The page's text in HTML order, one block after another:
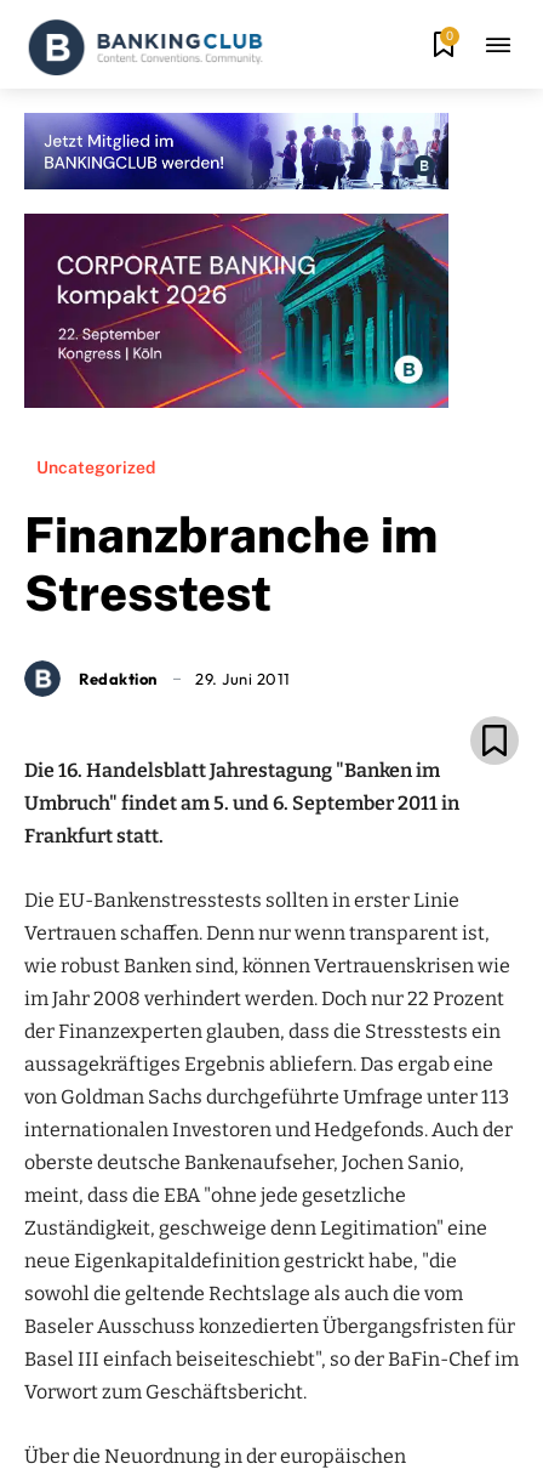
0
Uncategorized
Finanzbranche im
Stresstest
Redaktion 29. Juni 2011
Die 16. Handelsblatt Jahrestagung "Banken im
Umbruch" findet am 5. und 6. September 2011 in
Frankfurt statt.
Die EU-Bankenstresstests sollten in erster Linie
Vertrauen schaffen. Denn nur wenn transparent ist,
wie robust Banken sind, können Vertrauenskrisen wie
im Jahr 2008 verhindert werden. Doch nur 22 Prozent
der Finanzexperten glauben, dass die Stresstests ein
aussagekräftiges Ergebnis abliefern. Das ergab eine
von Goldman Sachs durchgeführte Umfrage unter 113
internationalen Investoren und Hedgefonds. Auch der
oberste deutsche Bankenaufseher, Jochen Sanio,
meint, dass die EBA "ohne jede gesetzliche
Zuständigkeit, geschweige denn Legitimation" eine
neue Eigenkapitaldefinition gestrickt habe, "die
sowohl die geltende Rechtslage als auch die vom
Baseler Ausschuss konzedierten Übergangsfristen für
Basel III einfach beiseiteschiebt", so der BaFin-Chef im
Vorwort zum Geschäftsbericht.
Über die Neuordnung in der europäischen